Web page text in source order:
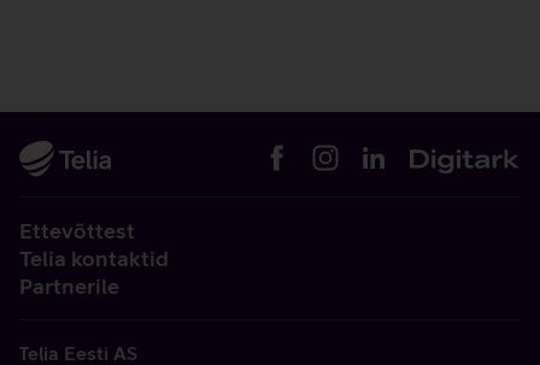
Ettevõttest
Telia kontaktid
Partnerile
Telia Eesti AS